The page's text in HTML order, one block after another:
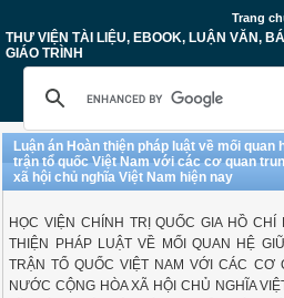
Trang
THƯ VIỆN TÀI LIỆU, EBOOK, LUẬN VĂN,
GIÁO TRÌNH
Luận án Hoàn thiện pháp luật về mối
trận tổ quốc Việt Nam với các cơ quan
xã hội chủ nghĩa Việt Nam hiện nay
HỌC VIỆN CHÍNH TRỊ QUỐC GIA HỒ CHÍ
THIỆN PHÁP LUẬT VỀ MỐI QUAN HỆ
TRẬN TỔ QUỐC VIỆT NAM VỚI CÁC CƠ
NƯỚC CỘNG HÒA XÃ HỘI CHỦ NGHĨA